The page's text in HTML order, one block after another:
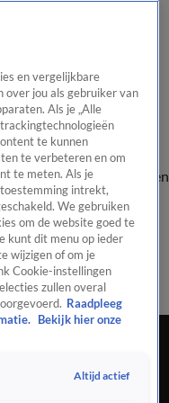
Onze gezichten
In de
Kijkersvraag insturen
ShopUitzending
Koeman bij Hoge
en vergelijkbare
over jou als gebruiker van
Als je „Alle
te kunnen
te verbeteren en om
te meten. Als je
toestemming intrekt,
We gebruiken
om de website goed te
kunt dit menu op ieder
wijzigen of om je
Cookie-instellingen
zullen overal
Raadpleeg
Bekijk hier onze
Altijd actief